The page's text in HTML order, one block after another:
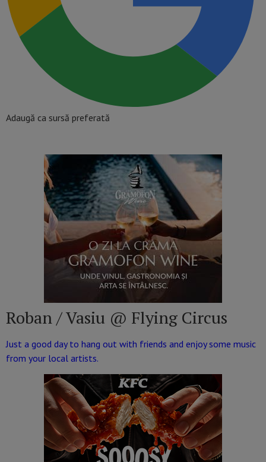
Adaugă ca sursă preferată
Roban / Vasiu @ Flying Circus
Just a good day to hang out with friends and enjoy some music
from your local artists.